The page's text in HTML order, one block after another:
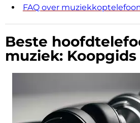
FAQ over
Beste
muziek: Koopgids